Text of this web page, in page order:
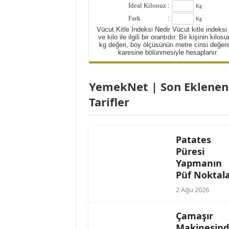
Yulaflı Diyet Mozaik
Dukan patlıcan kebabı
İdeal Kilonuz : Kg
Fark : Kg
Vücut Kitle İndeksi Nedir Vücut kitle indeksi
ve kilo ile ilgili bir orantıdır. Bir kişinin
kg değeri, boy ölçüsünün metre cinsi
karesine bölünmesiyle hesaplanır.
YemekNet | Son Eklenen
Tarifler
Patates
Püresi
Yapmanın
Püf
2 Ağu 2026
Çamaşır